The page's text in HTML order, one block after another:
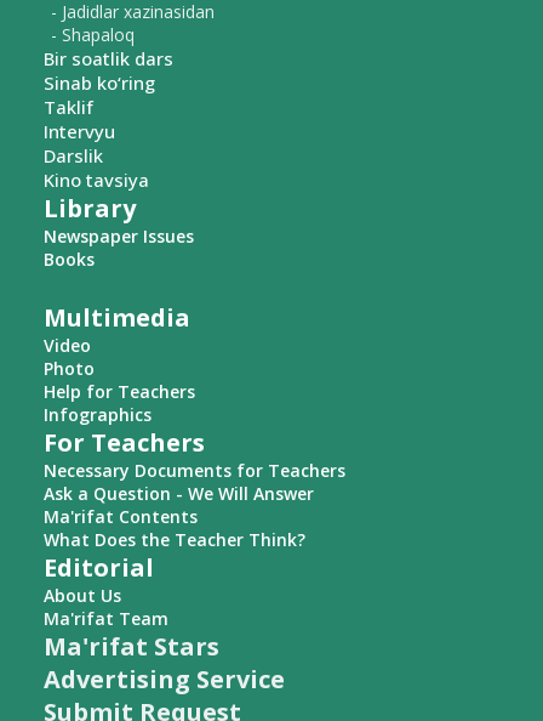
- Jadidlar xazinasidan
- Shapaloq
Bir soatlik dars
Sinab ko‘ring
Taklif
Intervyu
Darslik
Kino tavsiya
Library
Newspaper Issues
Books
Multimedia
Video
Photo
Help for Teachers
Infographics
For Teachers
Necessary Documents for Teachers
Ask a Question - We Will Answer
Ma'rifat Contents
What Does the Teacher Think?
Editorial
About Us
Ma'rifat Team
Ma'rifat Stars
Advertising Service
Submit Request